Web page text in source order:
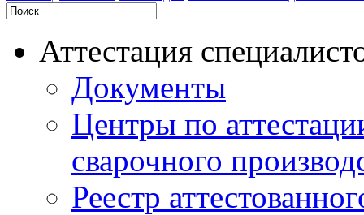
Аттестация
Документы
Центры по
сварочного
Реестр